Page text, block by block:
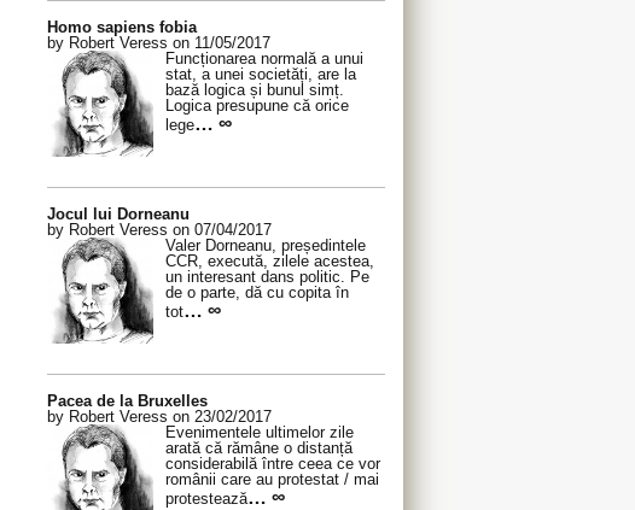
Homo sapiens fobia
by Robert Veress on 11/05/2017
Funcționarea normală a unui
stat, a unei societăți, are la
bază logica și bunul simț.
Logica presupune că orice
lege… ∞
Jocul lui Dorneanu
by Robert Veress on 07/04/2017
Valer Dorneanu, președintele
CCR, execută, zilele acestea,
un interesant dans politic. Pe
de o parte, dă cu copita în
tot… ∞
Pacea de la Bruxelles
by Robert Veress on 23/02/2017
Evenimentele ultimelor zile
arată că rămâne o distanță
considerabilă între ceea ce vor
românii care au protestat / mai
protestează… ∞